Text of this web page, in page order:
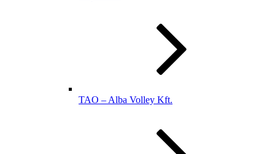
TAO – Alba Volley Kft.